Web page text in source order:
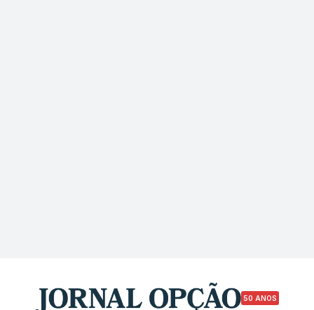
50 ANOS